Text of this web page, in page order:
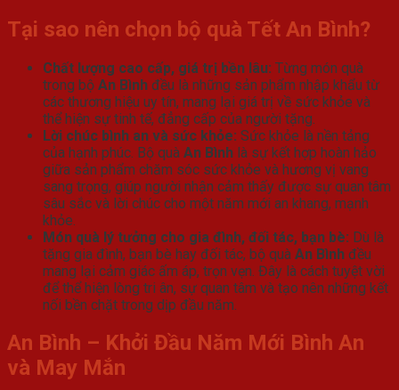
Tại sao nên chọn bộ quà Tết An Bình?
Chất lượng cao cấp, giá trị bền lâu: Từng món quà
trong bộ An Bình đều là những sản phẩm nhập khẩu từ
các thương hiệu uy tín, mang lại giá trị về sức khỏe và
thể hiện sự tinh tế, đẳng cấp của người tặng.
Lời chúc bình an và sức khỏe: Sức khỏe là nền tảng
của hạnh phúc. Bộ quà An Bình là sự kết hợp hoàn hảo
giữa sản phẩm chăm sóc sức khỏe và hương vị vang
sang trọng, giúp người nhận cảm thấy được sự quan tâm
sâu sắc và lời chúc cho một năm mới an khang, mạnh
khỏe.
Món quà lý tưởng cho gia đình, đối tác, bạn bè: Dù là
tặng gia đình, bạn bè hay đối tác, bộ quà An Bình đều
mang lại cảm giác ấm áp, trọn vẹn. Đây là cách tuyệt vời
để thể hiện lòng tri ân, sự quan tâm và tạo nên những kết
nối bền chặt trong dịp đầu năm.
An Bình – Khởi Đầu Năm Mới Bình An
và May Mắn